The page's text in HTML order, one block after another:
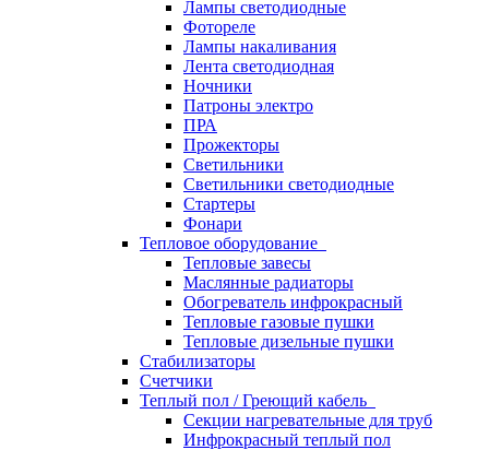
Лампы светодиодные
Фотореле
Лампы накаливания
Лента светодиодная
Ночники
Патроны электро
ПРА
Прожекторы
Светильники
Светильники светодиодные
Стартеры
Фонари
Тепловое оборудование
Тепловые завесы
Маслянные радиаторы
Обогреватель инфрокрасный
Тепловые газовые пушки
Тепловые дизельные пушки
Стабилизаторы
Счетчики
Теплый пол / Греющий кабель
Секции нагревательные для труб
Инфрокрасный теплый пол